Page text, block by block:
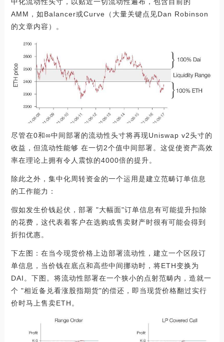
中化流动性头寸，以贴近一切流动性遍布，包含目前的
AMM，如Balancer或Curve（大量关键点见Dan Robinson
的文章内容）。
尽管在0和∞中间部署的流动性头寸将再现Uniswap v2头寸的
收益，但流动性能够 在一切2个值中间部署。这促使资产高效
率在理论上拥有令人震惊的4000倍的提升‌。
除此之外，集中化周转资金的一个运用是建立范畴订单信息
的工作能力：
假如发生价钱起伏，部署 "大幅面"订单信息有可能提升扣除
的花费，这代表着客户在选购或售卖财产时很有可能会得到
折扣优惠。
下左图：在当今现货价格上边部署流动性，建立一个区段订
单信息，当价钱在底点和高些中间挪动时，将ETH变换为
DAI。下图。将流动性部署在一个狭小的点射范畴内，造就一
个 "相近备兑看涨股指期货"的偿还，即当现货价格翻过实行
价时马上售卖ETH。